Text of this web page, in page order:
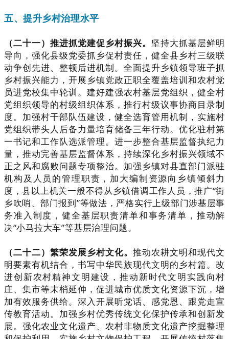
五、提升乡村治理水平
（二十一）推进抓党建促乡村振兴。 坚持大抓基层鲜明
导向，强化县级党委抓乡促村责任，健全县乡村三级联
动争创先进、整顿后进机制。全面提升乡镇领导班子抓
乡村振兴能力，开展乡镇党政正职全覆盖培训和农村党
员进党校集中轮训。建好建强农村基层党组织，健全村
党组织领导的村级组织体系，推行村级议事协商目录制
度。加强村干部队伍建设，健全选育管用机制，实施村
党组织带头人后备力量培育储备三年行动。优化驻村第
一书记和工作队选派管理。进一步整合基层监督执纪力
量，推动完善基层监督体系，持续深化乡村振兴领域不
正之风和腐败问题专项整治。加强乡镇对县直部门派驻
机构及人员的管理职责，加大编制资源向乡镇倾斜力
度，县以上机关一般不得从乡镇借调工作人员，推广“街
乡吹哨、部门报到”等做法，严格实行上级部门涉基层事
务准入制度，健全基层职责清单和事务清单，推动解
决“小马拉大车”等基层治理问题。
（二十二）繁荣发展乡村文化。推动农耕文明和现代文
明要素有机结合，书写中华民族现代文明的乡村篇。改
进创新农村精神文明建设，推动新时代文明实践向村
庄、集市等末梢延伸，促进城市优质文化资源下沉，增
加有效服务供给。深入开展听党话、感党恩、跟党走宣
传教育活动。加强乡村优秀传统文化保护传承和创新发
展。强化农业文化遗产、农村非物质文化遗产挖掘整理